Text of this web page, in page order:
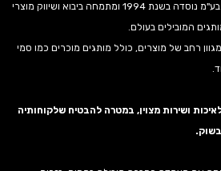
חברת הנסיך הקטן - אביב ואורן בע"מ נוסדה בשנת 1994 ומתמחה ביבוא ושיווק מוצרי
המובילים בעולם.
רחב של מוצרים, כולל מותגים מוכרים כמו סמי
ושירות מצוין, במטרה להבטיח שלקוחותיה
בשוק.